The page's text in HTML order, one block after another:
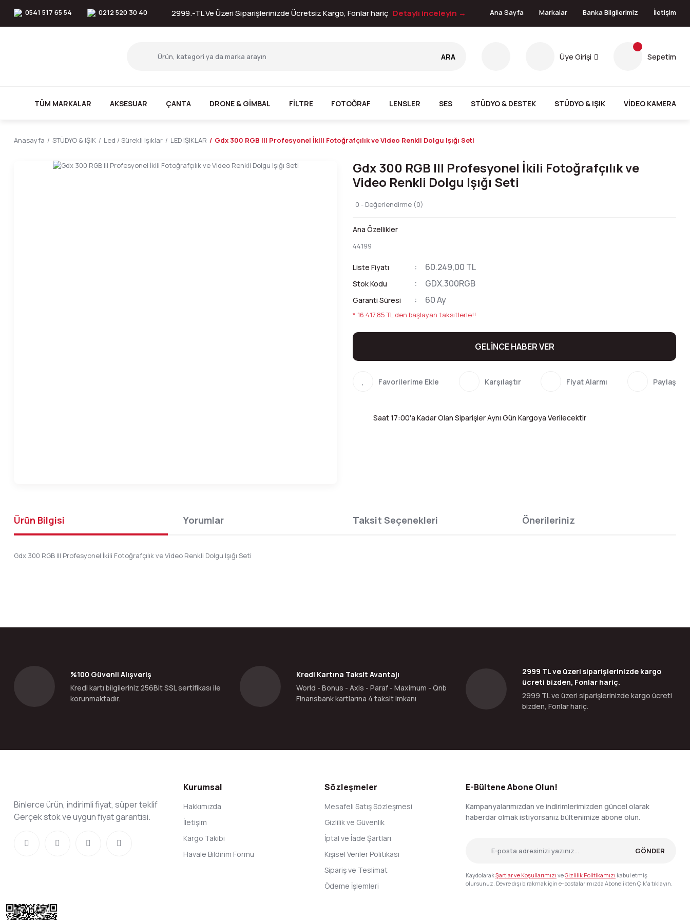
0541 517 65 54 0212 520 30 40 2999.-TL Ve Üzeri Siparişlerinizde Ücretsiz Kargo, Fonlar hariç Detaylı inceleyin → Ana Sayfa Markalar Banka Bilgilerimiz İletişim
ARA Üye Girişi Sepetim
TÜM MARKALAR AKSESUAR ÇANTA DRONE & GİMBAL FİLTRE FOTOĞRAF LENSLER SES STÜDYO & DESTEK STÜDYO & IŞIK VİDEO KAMERA
Anasayfa STÜDYO & IŞIK Led / Sürekli Işıklar LED IŞIKLAR Gdx 300 RGB III Profesyonel İkili Fotoğrafçılık ve Video Renkli Dolgu Işığı Seti
Gdx 300 RGB III Profesyonel İkili Fotoğrafçılık ve
Video Renkli Dolgu Işığı Seti
0 - Değerlendirme (0)
Ana Özellikler
44199
Liste Fiyatı 60.249,00 TL
Stok Kodu GDX.300RGB
Garanti Süresi 60 Ay
* 16.417,85 TL den başlayan taksitlerle!!
GELİNCE HABER VER
Karşılaştır Fiyat Alarmı Paylaş
Saat 17:00'a Kadar Olan Siparişler Aynı Gün Kargoya Verilecektir
Ürün Bilgisi Yorumlar Taksit Seçenekleri Önerileriniz
Gdx 300 RGB III Profesyonel İkili Fotoğrafçılık ve Video Renkli Dolgu Işığı Seti
Ürün fiyatı diğer sitelerden daha pahalı.
Bu ürüne benzer farklı alternatifler olmalı.
%100 Güvenli Alışveriş
Kredi kartı bilgileriniz 256Bit SSL sertifikası ile
korunmaktadır.
Kredi Kartına Taksit Avantajı
World - Bonus - Axis - Paraf - Maximum - Qnb
Finansbank kartlarına 4 taksit imkanı
2999 TL ve üzeri siparişlerinizde kargo
ücreti bizden, Fonlar hariç.
2999 TL ve üzeri siparişlerinizde kargo ücreti
bizden, Fonlar hariç.
Binlerce ürün, indirimli fiyat, süper teklif
Gerçek stok ve uygun fiyat garantisi.
Kurumsal
Hakkımızda
İletişim
Kargo Takibi
Havale Bildirim Formu
Sözleşmeler
Mesafeli Satış Sözleşmesi
Gizlilik ve Güvenlik
İptal ve İade Şartları
Kişisel Veriler Politikası
Sipariş ve Teslimat
Ödeme İşlemleri
E-Bültene Abone Olun!
Kampanyalarımızdan ve indirimlerimizden güncel olarak
haberdar olmak istiyorsanız bültenimize abone olun.
GÖNDER
KaydolarakŞartlar ve Koşullarımızı veGizlilik Politikamızı kabul etmiş
olursunuz. Devre dışı bırakmak için e-postalarımızda Abonelikten Çık'a tıklayın.